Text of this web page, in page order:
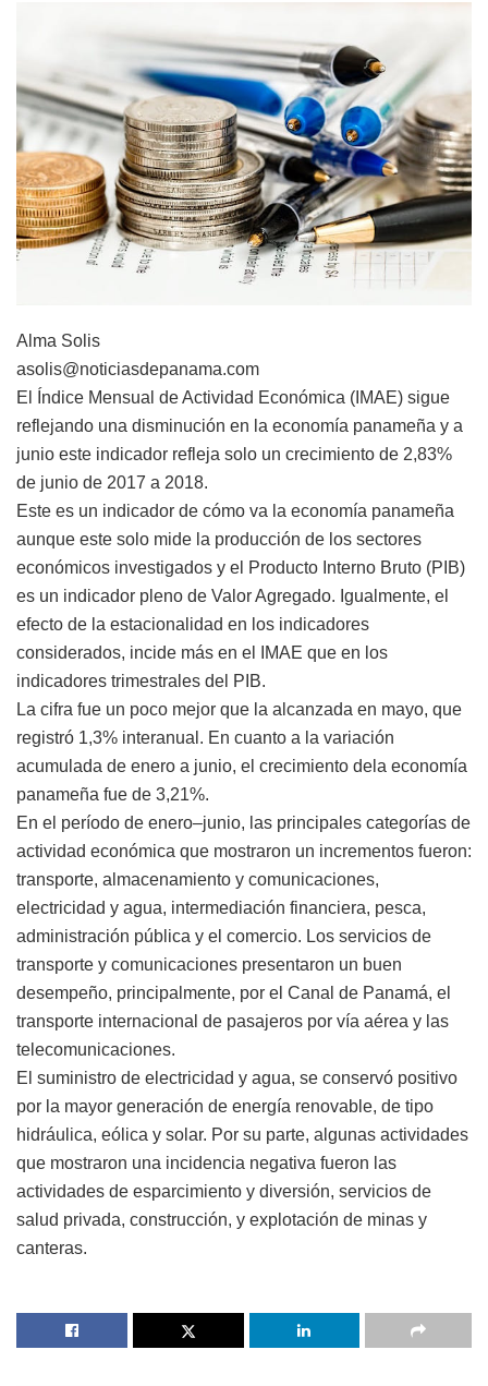
Alma Solis
asolis@noticiasdepanama.com
El Índice Mensual de Actividad Económica (IMAE) sigue
reflejando una disminución en la economía panameña y a
junio este indicador refleja solo un crecimiento de 2,83%
de junio de 2017 a 2018.
Este es un indicador de cómo va la economía panameña
aunque este solo mide la producción de los sectores
económicos investigados y el Producto Interno Bruto (PIB)
es un indicador pleno de Valor Agregado. Igualmente, el
efecto de la estacionalidad en los indicadores
considerados, incide más en el IMAE que en los
indicadores trimestrales del PIB.
La cifra fue un poco mejor que la alcanzada en mayo, que
registró 1,3% interanual. En cuanto a la variación
acumulada de enero a junio, el crecimiento dela economía
panameña fue de 3,21%.
En el período de enero–junio, las principales categorías de
actividad económica que mostraron un incrementos fueron:
transporte, almacenamiento y comunicaciones,
electricidad y agua, intermediación financiera, pesca,
administración pública y el comercio. Los servicios de
transporte y comunicaciones presentaron un buen
desempeño, principalmente, por el Canal de Panamá, el
transporte internacional de pasajeros por vía aérea y las
telecomunicaciones.
El suministro de electricidad y agua, se conservó positivo
por la mayor generación de energía renovable, de tipo
hidráulica, eólica y solar. Por su parte, algunas actividades
que mostraron una incidencia negativa fueron las
actividades de esparcimiento y diversión, servicios de
salud privada, construcción, y explotación de minas y
canteras.